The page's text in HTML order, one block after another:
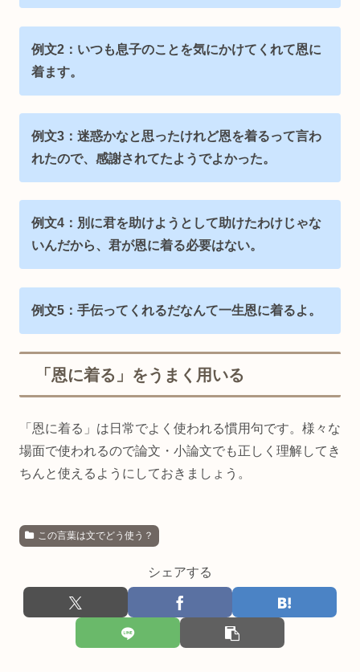
例文2：いつも息子のことを気にかけてくれて恩に
着ます。
例文3：迷惑かなと思ったけれど恩を着るって言わ
れたので、感謝されてたようでよかった。
例文4：別に君を助けようとして助けたわけじゃな
いんだから、君が恩に着る必要はない。
例文5：手伝ってくれるだなんて一生恩に着るよ。
「恩に着る」をうまく用いる
「恩に着る」は日常でよく使われる慣用句です。様々な
場面で使われるので論文・小論文でも正しく理解してき
ちんと使えるようにしておきましょう。
この言葉は文でどう使う？
シェアする